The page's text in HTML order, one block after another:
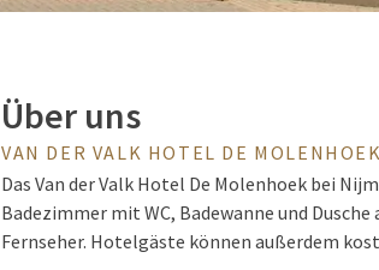
Über uns
VAN DER VALK HOTEL DE
Das Van der Valk Hotel De Molenhoek bei
Badezimmer mit WC, Badewanne und
Fernseher. Hotelgäste können außerdem